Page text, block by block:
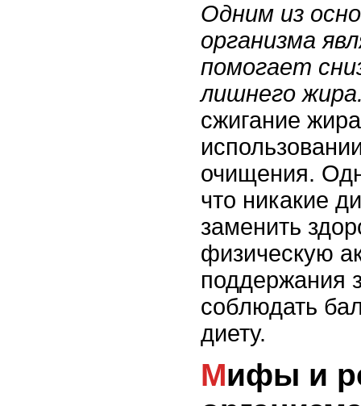
Одним из
организма
помогает
лишнего
сжигание
очищения.
что никакие
заменить
физическую
поддержания
соблюдать
диету.
Мифы и реальность очищения